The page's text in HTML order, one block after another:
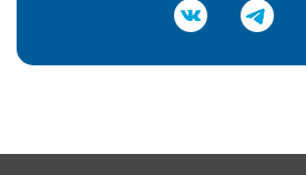
Подтвердить e-mail